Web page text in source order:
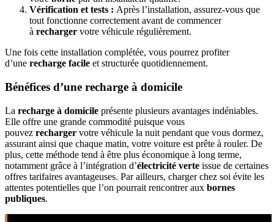
Vérification et tests : Après l’installation, assurez-vous que
tout fonctionne correctement avant de commencer
à recharger votre véhicule régulièrement.
Une fois cette installation complétée, vous pourrez profiter
d’une recharge facile et structurée quotidiennement.
Bénéfices d’une recharge à domicile
La recharge à domicile présente plusieurs avantages indéniables.
Elle offre une grande commodité puisque vous
pouvez recharger votre véhicule la nuit pendant que vous dormez,
assurant ainsi que chaque matin, votre voiture est prête à rouler. De
plus, cette méthode tend à être plus économique à long terme,
notamment grâce à l’intégration d’électricité verte issue de certaines
offres tarifaires avantageuses. Par ailleurs, charger chez soi évite les
attentes potentielles que l’on pourrait rencontrer aux bornes
publiques.